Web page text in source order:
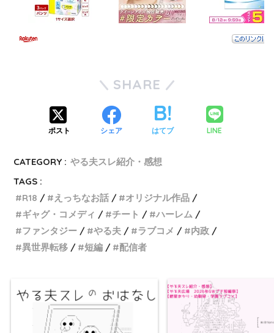
SHARE
ポスト シェア はてブ LINE
CATEGORY : やる夫スレ紹介・感想
TAGS :
R18
えっちなお話
オリジナル作品
ギャグ・コメディ
チート
ハーレム
ファンタジー
やる夫 ラブコメ
内政
異世界転移
短編 配信者